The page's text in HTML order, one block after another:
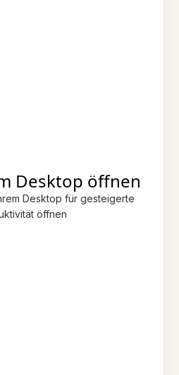
Desktop öffnen
Desktop für gesteigerte
öffnen